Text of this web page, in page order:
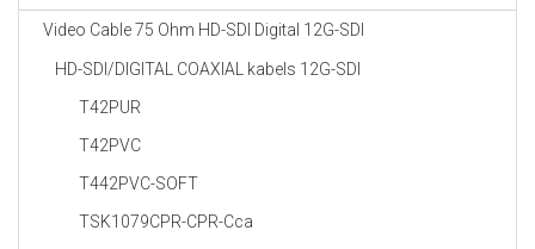
Video Cable 75 Ohm HD-SDI Digital 12G-SDI
HD-SDI/DIGITAL COAXIAL kabels 12G-SDI
T42PUR
T42PVC
T442PVC-SOFT
TSK1079CPR-CPR-Cca